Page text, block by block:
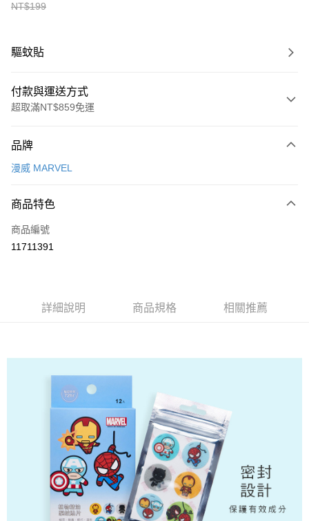
NT$199
驅蚊貼
付款與運送方式
超取滿NT$859免運
信用卡一次付款
LINE Pay
Apple Pay
ATM付款
每筆NT$80，滿NT$899(含以上)免運費
付款後全家取貨
每筆NT$80，滿NT$859(含以上)免運費
7-11取貨付款
每筆NT$80，滿NT$899(含以上)免運費
付款後7-11取貨
每筆NT$80，滿NT$859(含以上)免運費
品牌
漫威 MARVEL
商品特色
商品編號
11711391
詳細說明 商品規格 相關推薦